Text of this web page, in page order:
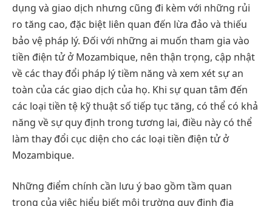
dụng và giao dịch nhưng cũng đi kèm với những rủi
ro tăng cao, đặc biệt liên quan đến lừa đảo và thiếu
bảo vệ pháp lý. Đối với những ai muốn tham gia vào
tiền điện tử ở Mozambique, nên thận trọng, cập nhật
về các thay đổi pháp lý tiềm năng và xem xét sự an
toàn của các giao dịch của họ. Khi sự quan tâm đến
các loại tiền tệ kỹ thuật số tiếp tục tăng, có thể có khả
năng về sự quy định trong tương lai, điều này có thể
làm thay đổi cục diện cho các loại tiền điện tử ở
Mozambique.
Những điểm chính cần lưu ý bao gồm tầm quan
trọng của việc hiểu biết môi trường quy định địa